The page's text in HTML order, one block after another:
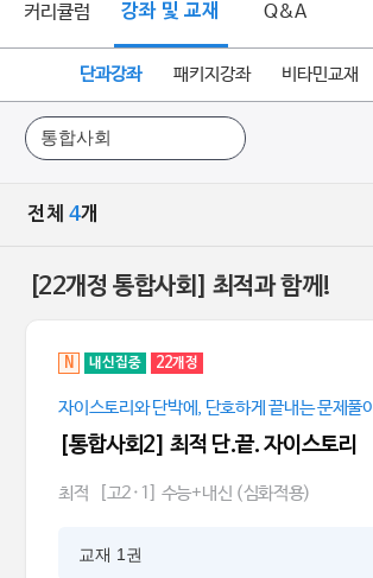
커리큘럼 강좌 및 교재 Q&A
단과강좌 패키지강좌 비타민교재
전체 4개
[22개정 통합사회] 최적과 함께!
N 내신집중 22개정
자이스토리와 단박에, 단호하게 끝내는 문제풀이
[통합사회2] 최적 단.끝. 자이스토리
최적 [고2·1] 수능+내신 (심화적용)
교재 1권